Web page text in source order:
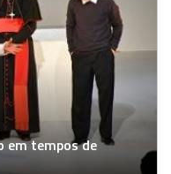
em tempos de